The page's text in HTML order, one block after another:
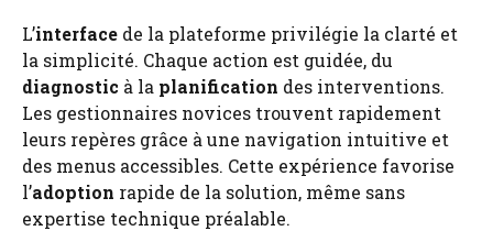
L’interface de la plateforme privilégie la clarté et
la simplicité. Chaque action est guidée, du
diagnostic à la planification des interventions.
Les gestionnaires novices trouvent rapidement
leurs repères grâce à une navigation intuitive et
des menus accessibles. Cette expérience favorise
l’adoption rapide de la solution, même sans
expertise technique préalable.